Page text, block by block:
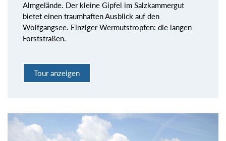
Almgelände. Der kleine Gipfel im Salzkammergut
bietet einen traumhaften Ausblick auf den
Wolfgangsee. Einziger Wermutstropfen: die langen
Forststraßen.
Tour anzeigen